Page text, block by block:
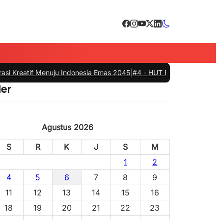
Menuju Indonesia Emas 2045|#4 -HUT Bhayangkari ke-80,
Agustus 2026
S R K J S
M
1
2
4 5 6 7 8
9
11 12 13 14 15
16
18 19 20 21 22
23